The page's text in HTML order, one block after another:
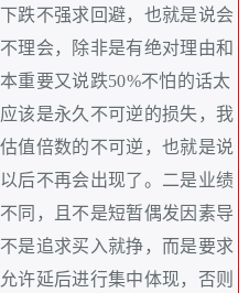
跌不强求回避，也就是说会
理会，除非是有绝对理由和
重要又说跌50%不怕的话太
该是永久不可逆的损失，我
值倍数的不可逆，也就是说
后不再会出现了。二是业绩
同，且不是短暂偶发因素导
是追求买入就挣，而是要求
许延后进行集中体现，否则